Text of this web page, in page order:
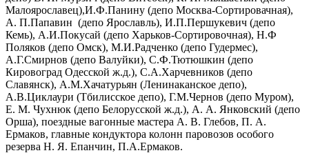
Малоярославец),И.Ф.Панину (депо Москва-Сортировачная),
А. П.Папавин (депо Ярославль), И.П.Першукевич (депо
Кемь), А.И.Покусай (депо Харьков-Сортировочная), Н.Ф
Поляков (депо Омск), М.И.Радченко (депо Гудермес),
А.Г.Смирнов (депо Валуйки), С.Ф.Тютюшкин (депо
Кировоград Одесской ж.д.), С.А.Харчевников (депо
Славянск), А.М.Хачатурьян (Ленинаканское депо),
А.В.Циклаури (Тбилисское депо), Г.М.Чернов (депо Муром),
Е. М. Чухнюк (депо Белорусской ж.д.), А. А. Янковский (депо
Орша), поездные вагонные мастера А. В. Глебов, П. А.
Ермаков, главные кондуктора колонн паровозов особого
резерва Н. Я. Епанчин, П.А.Ермаков.